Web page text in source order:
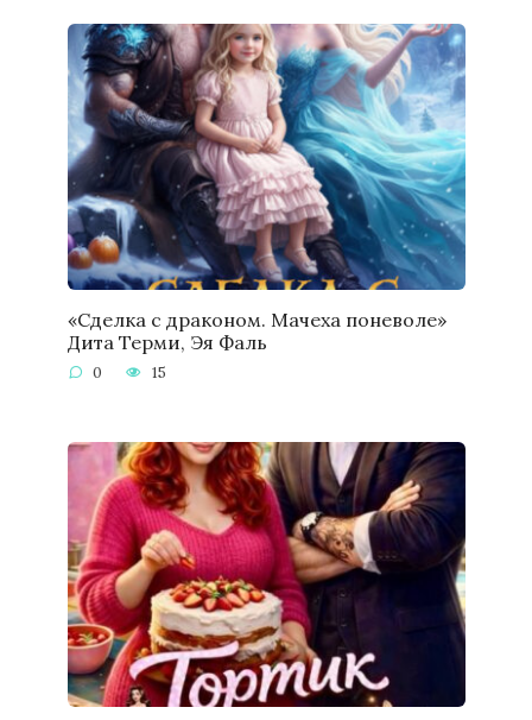
«Сделка с драконом. Мачеха поневоле»
Дита Терми, Эя Фаль
0 15